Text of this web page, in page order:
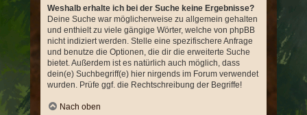
Weshalb erhalte ich bei der Suche keine Ergebnisse?
Deine Suche war möglicherweise zu allgemein gehalten
und enthielt zu viele gängige Wörter, welche von phpBB
nicht indiziert werden. Stelle eine spezifischere Anfrage
und benutze die Optionen, die dir die erweiterte Suche
bietet. Außerdem ist es natürlich auch möglich, dass
dein(e) Suchbegriff(e) hier nirgends im Forum verwendet
wurden. Prüfe ggf. die Rechtschreibung der Begriffe!
Nach oben